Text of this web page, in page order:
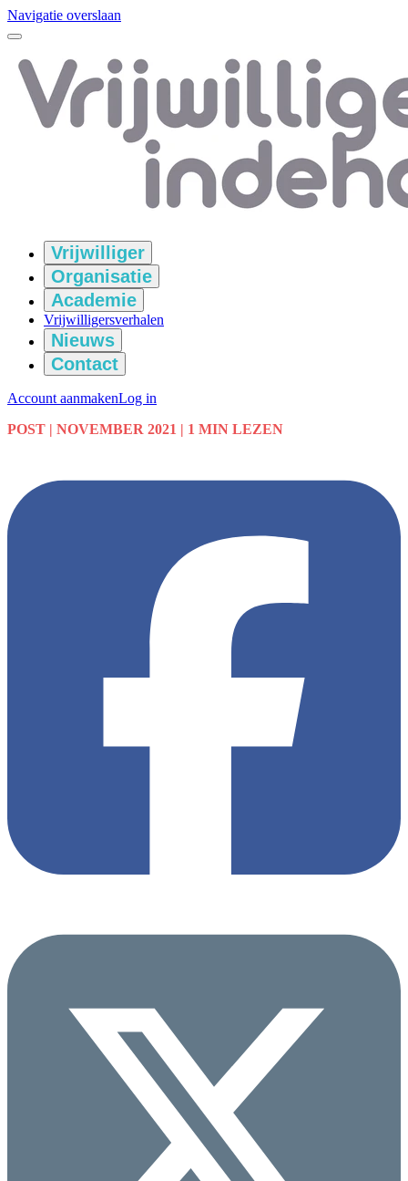
Navigatie overslaan
Vrijwilliger
Organisatie
Academie
Vrijwilligersverhalen
Nieuws
Contact
Account aanmakenLog in
POST | NOVEMBER 2021 | 1 MIN LEZEN